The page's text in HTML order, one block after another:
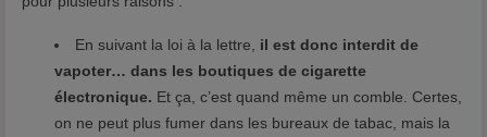
En suivant la loi à la lettre, il est donc interdit de
vapoter… dans les boutiques de cigarette
électronique. Et ça, c’est quand même un comble. Certes,
on ne peut plus fumer dans les bureaux de tabac, mais la